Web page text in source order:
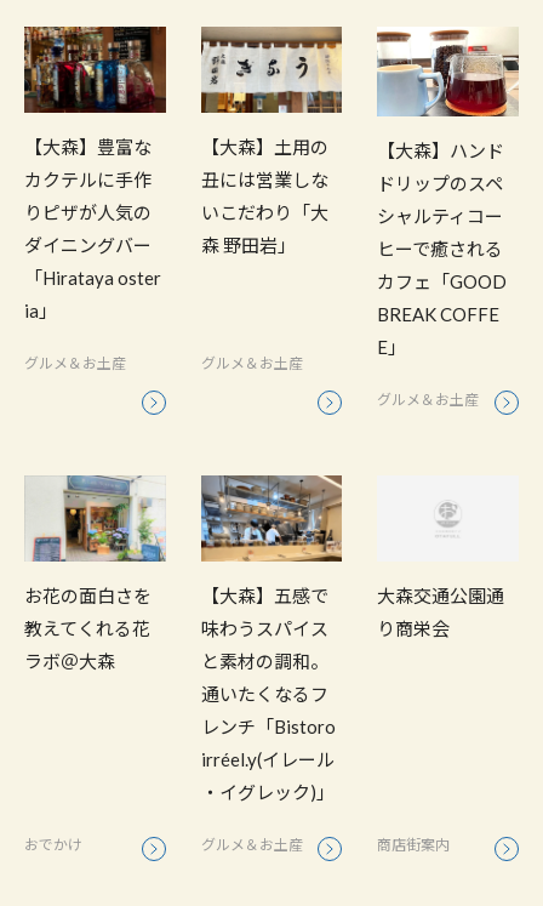
【大森】豊富な
カクテルに手作
りピザが人気の
ダイニングバー
「Hirataya oster
ia」
グルメ＆お土産
【大森】土用の
丑には営業しな
いこだわり「大
森 野田岩」
グルメ＆お土産
【大森】ハンド
ドリップのスペ
シャルティコー
ヒーで癒される
カフェ「GOOD
BREAK COFFE
E」
グルメ＆お土産
お花の面白さを
教えてくれる花
ラボ＠大森
おでかけ
【大森】五感で
味わうスパイス
と素材の調和。
通いたくなるフ
レンチ「Bistoro
irréel.y(イレール
・イグレック)」
グルメ＆お土産
大森交通公園通
り商栄会
商店街案内